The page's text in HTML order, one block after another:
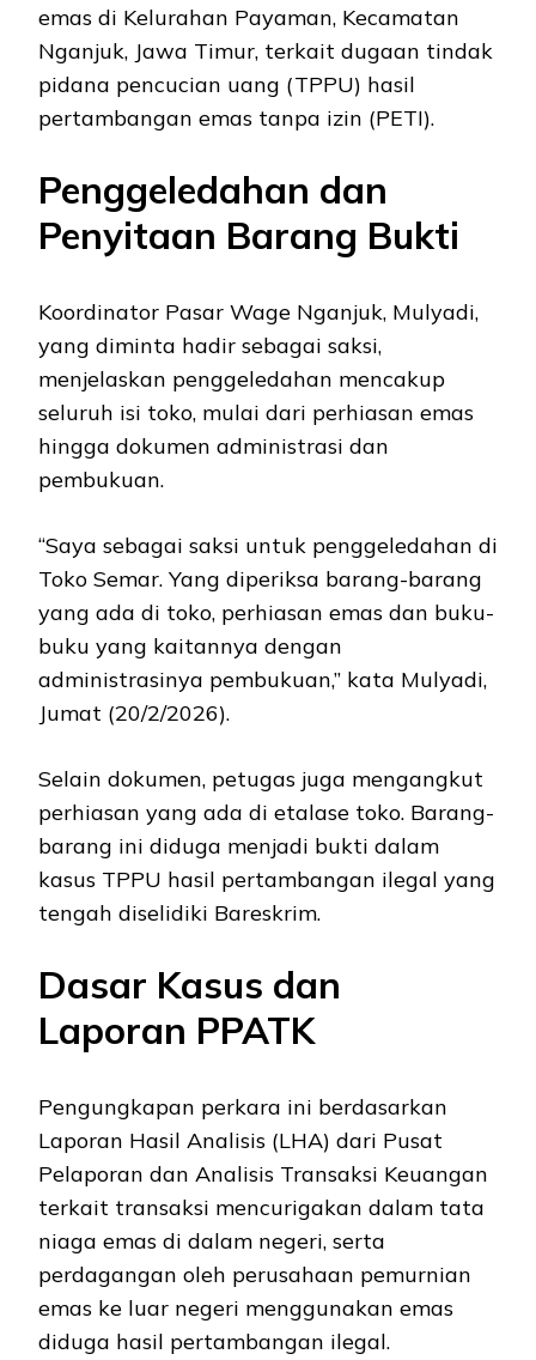
emas di Kelurahan Payaman, Kecamatan
Nganjuk, Jawa Timur, terkait dugaan tindak
pidana pencucian uang (TPPU) hasil
pertambangan emas tanpa izin (PETI).
Penggeledahan dan
Penyitaan Barang Bukti
Koordinator Pasar Wage Nganjuk, Mulyadi,
yang diminta hadir sebagai saksi,
menjelaskan penggeledahan mencakup
seluruh isi toko, mulai dari perhiasan emas
hingga dokumen administrasi dan
pembukuan.
“Saya sebagai saksi untuk penggeledahan di
Toko Semar. Yang diperiksa barang-barang
yang ada di toko, perhiasan emas dan buku-
buku yang kaitannya dengan
administrasinya pembukuan,” kata Mulyadi,
Jumat (20/2/2026).
Selain dokumen, petugas juga mengangkut
perhiasan yang ada di etalase toko. Barang-
barang ini diduga menjadi bukti dalam
kasus TPPU hasil pertambangan ilegal yang
tengah diselidiki Bareskrim.
Dasar Kasus dan
Laporan PPATK
Pengungkapan perkara ini berdasarkan
Laporan Hasil Analisis (LHA) dari Pusat
Pelaporan dan Analisis Transaksi Keuangan
terkait transaksi mencurigakan dalam tata
niaga emas di dalam negeri, serta
perdagangan oleh perusahaan pemurnian
emas ke luar negeri menggunakan emas
diduga hasil pertambangan ilegal.